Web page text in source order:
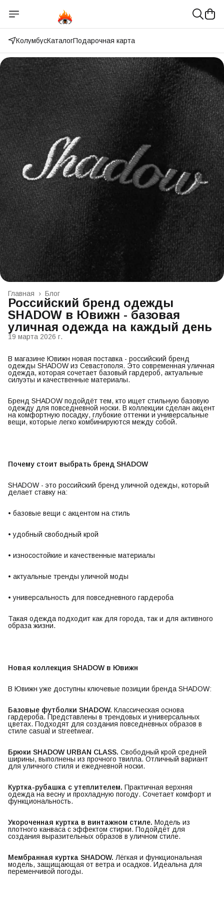
КолумбусКаталогПодарочная карта
Блог
Главная ›
Российский бренд одежды
SHADOW в Ювижн - базовая
уличная одежда на каждый день
19 марта 2026 г.
В магазине Ювижн новая поставка - российский бренд
одежды SHADOW из Севастополя. Это современная уличная
одежда, которая сочетает базовый гардероб, актуальные
силуэты и качественные материалы.
Бренд SHADOW подойдёт тем, кто ищет стильную базовую
одежду для повседневной носки. В коллекции сделан акцент
на комфортную посадку, глубокие оттенки и универсальные
вещи, которые легко комбинируются между собой.
Почему стоит выбрать бренд SHADOW
SHADOW - это российский бренд уличной одежды, который
делает ставку на:
• базовые вещи с акцентом на стиль
• удобный свободный крой
• износостойкие и качественные материалы
• актуальные тренды уличной моды
• универсальность для повседневного гардероба
Такая одежда подходит как для города, так и для активного
образа жизни.
Новая коллекция SHADOW в Ювижн
В Ювижн уже доступны ключевые позиции бренда SHADOW:
Базовые футболки SHADOW. Классическая основа
гардероба. Представлены в трендовых и универсальных
цветах. Подходят для создания повседневных образов в
стиле casual и streetwear.
Брюки SHADOW URBAN CLASS. Свободный крой средней
ширины, выполнены из прочного твилла. Отличный вариант
для уличного стиля и ежедневной носки.
Куртка-рубашка с утеплителем. Практичная верхняя
одежда на весну и прохладную погоду. Сочетает комфорт и
функциональность.
Укороченная куртка в винтажном стиле. Модель из
плотного канваса с эффектом стирки. Подойдёт для
создания выразительных образов в уличном стиле.
Мембранная куртка SHADOW. Лёгкая и функциональная
модель, защищающая от ветра и осадков. Идеальна для
переменчивой погоды.